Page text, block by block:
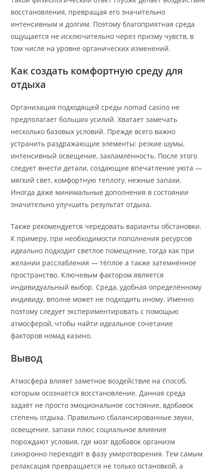
восстановления, превращая его значительно
интенсивным и долгим. Поэтому благоприятная среда
ощущается не исключительно через призму чувств, в
том числе на уровне органических изменений.
Как создать комфортную среду для
отдыха
Организация подходящей среды nomad casino не
предполагает больших усилий. Хватает замечать
несколько базовых условий. Прежде всего важно
устранить раздражающие элементы: резкие шумы,
интенсивный освещение, захламлённость. После этого
следует внести детали, создающие впечатление уюта —
мягкий свет, комфортную теплоту, нежные запахи.
Иногда даже минимальные дополнения в состоянии
значительно улучшить результат отдыха.
Также рекомендуется чередовать варианты обстановки.
К примеру, при необходимости пополнения ресурсов
идеально подходит светлое помещение, тогда как при
желании расслабления — тёплое а также затемнённое
пространство. Ключевым фактором является
индивидуальный выбор. Среда, удобная определённому
индивиду, вполне может не подходить иному. Именно
поэтому следует экспериментировать с помощью
атмосферой, чтобы найти идеальное сочетание
факторов номад казино.
Вывод
Атмосфера влияет заметное воздействие на способ,
которым осознаётся восстановление. Данная среда
задаёт не просто эмоциональное состояние, вдобавок
степень отдыха. Правильно сбалансированные звуки,
освещение, запахи плюс социальное влияние
порождают условия, где мозг вдобавок организм
синхронно переходят в фазу умиротворения. Тем самым
релаксация превращается не только остановкой, а